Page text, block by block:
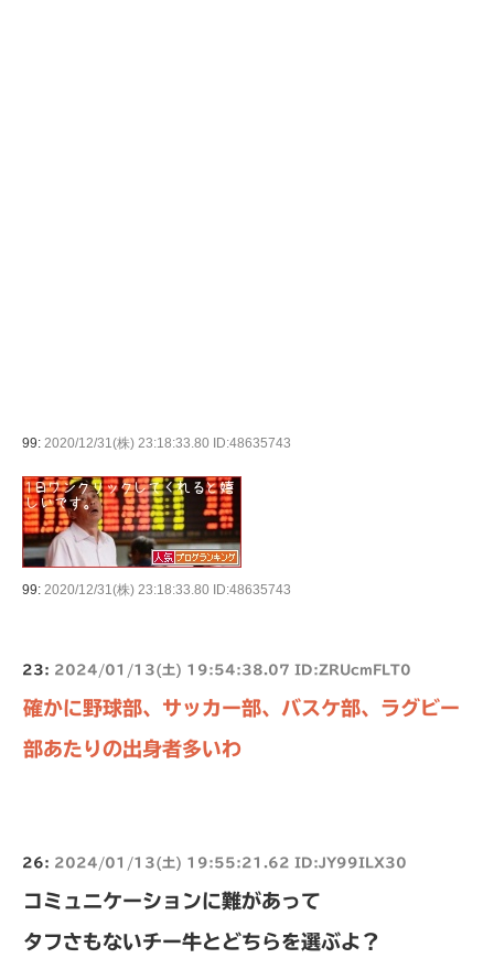
99: 2020/12/31(株) 23:18:33.80 ID:48635743
99: 2020/12/31(株) 23:18:33.80 ID:48635743
23: 2024/01/13(土) 19:54:38.07 ID:ZRUcmFLT0
確かに野球部、サッカー部、バスケ部、ラグビー
部あたりの出身者多いわ
26: 2024/01/13(土) 19:55:21.62 ID:JY99ILX30
コミュニケーションに難があって
タフさもないチー牛とどちらを選ぶよ？